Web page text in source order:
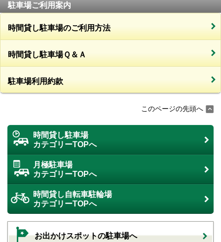
駐車場ご利用案内
時間貸し駐車場のご利用方法
時間貸し駐車場Ｑ＆Ａ
駐車場利用約款
このページの先頭へ
時間貸し駐車場
カテゴリーTOPへ
月極駐車場
カテゴリーTOPへ
時間貸し自転車駐輪場
カテゴリーTOPへ
お出かけスポットの駐車場へ